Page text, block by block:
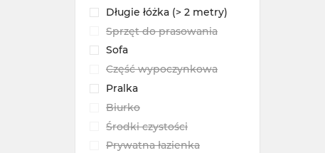
Długie łóżka (> 2 metry)
Sprzęt do prasowania
Sofa
Część wypoczynkowa
Pralka
Biurko
Środki czystości
Prywatna łazienka